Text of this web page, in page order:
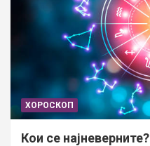
ХОРОСКОП
Кои се најневерните?